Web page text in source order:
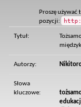
Proszę
pozycji:
Tytuł:
Autorzy:
Słowa
kluczowe: